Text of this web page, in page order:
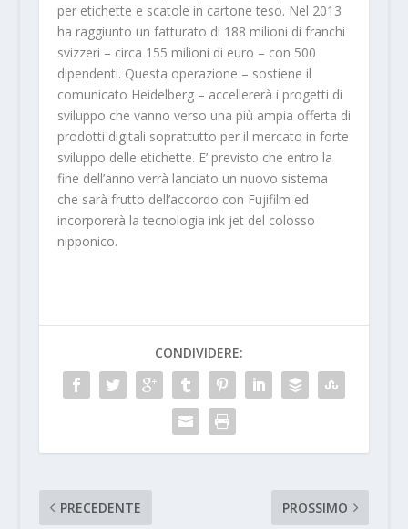
per etichette e scatole in cartone teso. Nel 2013
ha raggiunto un fatturato di 188 milioni di franchi
svizzeri – circa 155 milioni di euro – con 500
dipendenti. Questa operazione – sostiene il
comunicato Heidelberg – accellererà i progetti di
sviluppo che vanno verso una più ampia offerta di
prodotti digitali soprattutto per il mercato in forte
sviluppo delle etichette. E’ previsto che entro la
fine dell’anno verrà lanciato un nuovo sistema
che sarà frutto dell’accordo con Fujifilm ed
incorporerà la tecnologia ink jet del colosso
nipponico.
CONDIVIDERE:
PRECEDENTE PROSSIMO